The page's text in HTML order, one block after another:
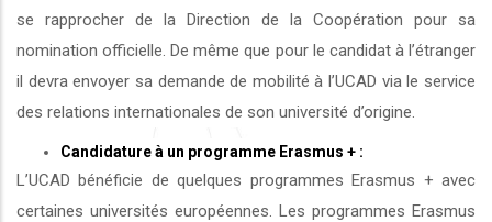
se rapprocher de la Direction de la Coopération pour sa
nomination officielle. De même que pour le candidat à l’étranger
il devra envoyer sa demande de mobilité à l’UCAD via le service
des relations internationales de son université d’origine.
Candidature à un programme Erasmus + :
L’UCAD bénéficie de quelques programmes Erasmus + avec
certaines universités européennes. Les programmes Erasmus